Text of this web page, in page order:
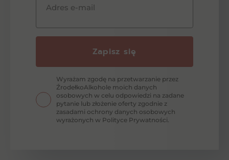
Adres e-mail
Zapisz się
Wyrażam zgodę na przetwarzanie przez
ŹrodełkoAlkohole moich danych
osobowych w celu odpowiedzi na zadane
pytanie lub złożenie oferty zgodnie z
zasadami ochrony danych osobowych
wyrażonych w Polityce Prywatności.